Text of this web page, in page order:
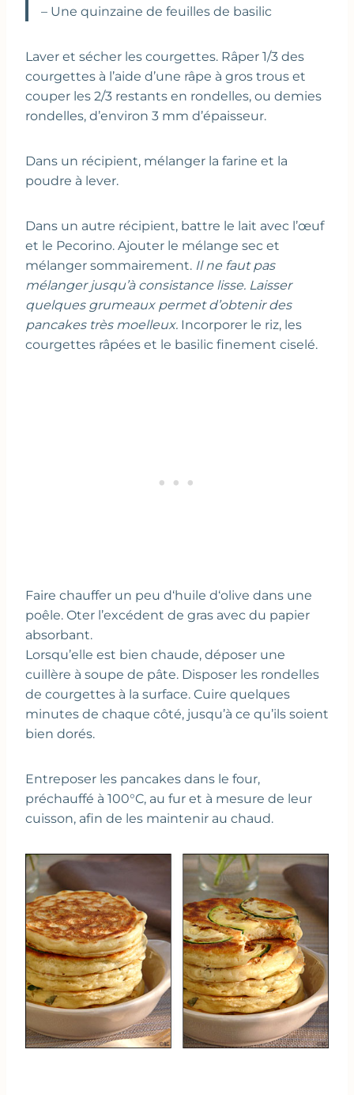
– Une quinzaine de feuilles de basilic
Laver et sécher les courgettes. Râper 1/3 des
courgettes à l’aide d’une râpe à gros trous et
couper les 2/3 restants en rondelles, ou demies
rondelles, d’environ 3 mm d’épaisseur.
Dans un récipient, mélanger la farine et la
poudre à lever.
Dans un autre récipient, battre le lait avec l’œuf
et le Pecorino. Ajouter le mélange sec et
mélanger sommairement. Il ne faut pas
mélanger jusqu’à consistance lisse. Laisser
quelques grumeaux permet d’obtenir des
pancakes très moelleux. Incorporer le riz, les
courgettes râpées et le basilic finement ciselé.
Faire chauffer un peu d‘huile d‘olive dans une
poêle. Oter l’excédent de gras avec du papier
absorbant.
Lorsqu’elle est bien chaude, déposer une
cuillère à soupe de pâte. Disposer les rondelles
de courgettes à la surface. Cuire quelques
minutes de chaque côté, jusqu’à ce qu’ils soient
bien dorés.
Entreposer les pancakes dans le four,
préchauffé à 100°C, au fur et à mesure de leur
cuisson, afin de les maintenir au chaud.